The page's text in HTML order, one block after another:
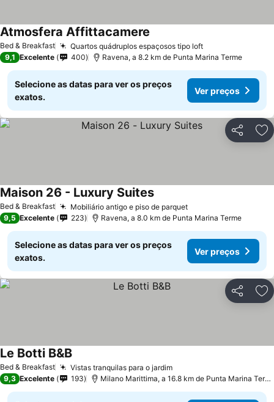
Bed & Breakfast Quartos quádruplos espaçosos tipo loft
Atmosfera Affittacamere
9,1 Excelente 400 Ravena, a 8.2 km de Punta Marina Terme
Selecione as datas para ver os preços
exatos.
Ver preços
Partilhar
Bed & Breakfast Mobiliário antigo e piso de parquet
Maison 26 - Luxury Suites
9,5 Excelente 223 Ravena, a 8.0 km de Punta Marina Terme
Selecione as datas para ver os preços
exatos.
Ver preços
Partilhar
Bed & Breakfast Vistas tranquilas para o jardim
Le Botti B&B
9,3 Excelente 193 Milano Marittima, a 16.8 km de Punta Marina Terme